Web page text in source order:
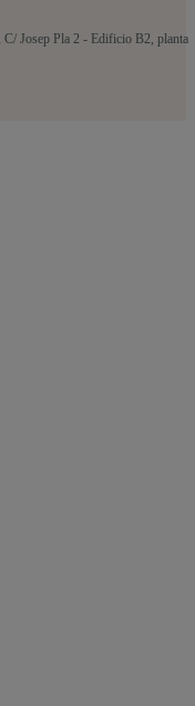
Josep Pla 2 - Edificio B2, planta